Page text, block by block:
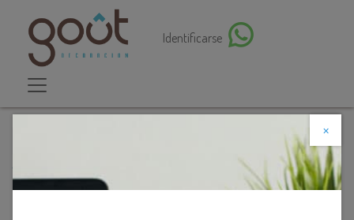
Identificarse
×
Descuento web
Lamp. Colg. 1L E27 T/Campana Metal+Cuerda Paja